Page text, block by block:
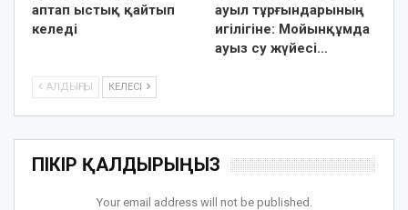
аптап ыстық қайтып
келеді
ауыл тұрғындарының
игілігіне: Мойынқұмда
ауыз су жүйесі…
АЛДЫҢҒЫ КЕЛЕСІ
ПІКІР ҚАЛДЫРЫҢЫЗ
Your email address will not be published.